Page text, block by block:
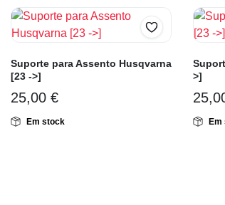
Suporte para Assento Husqvarna
[23 ->]
25,00 €
Em stock
>]
Em